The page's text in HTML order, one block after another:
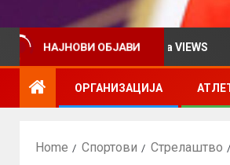
НАЈНОВИ ОБЈАВИ
билтен за VIEWS
ОРГАНИЗАЦИЈА
Home Спортови Стрелаштво